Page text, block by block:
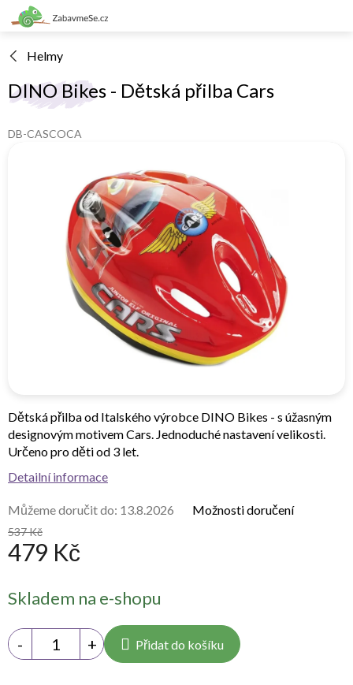
Přejít
na
Helmy
DINO Bikes - Dětská přilba Cars
DB-CASCOCA
537 Kč
479 Kč
cena:
Skladem na e-shopu
Můžeme doručit do: 13.8.2026 Možnosti doručení
Přidat do košíku
Dětská přilba od Italského výrobce DINO Bikes - s úžasným
designovým motivem Cars. Jednoduché nastavení velikosti.
Určeno pro děti od 3 let.
Detailní informace